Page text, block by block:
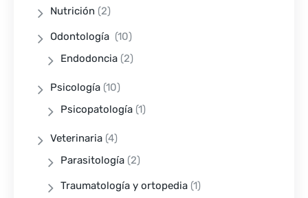
Nutrición (2)
Odontología (10)
Endodoncia (2)
Psicología (10)
Psicopatología (1)
Veterinaria (4)
Parasitología (2)
Traumatología y ortopedia (1)